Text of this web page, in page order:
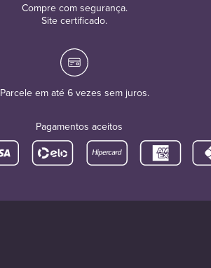
Compre com segurança.
Site certificado.
Parcele em até 6 vezes sem juros.
Pagamentos aceitos